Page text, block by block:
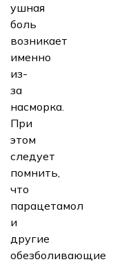
ушная
боль
возникает
именно
из-
за
насморка.
При
этом
следует
помнить,
что
парацетамол
и
другие
обезболивающие